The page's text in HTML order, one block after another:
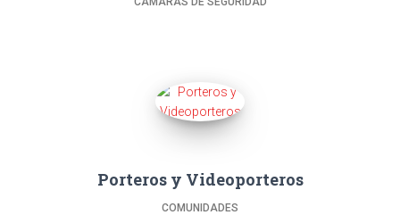
Porteros y Videoporteros
COMUNIDADES